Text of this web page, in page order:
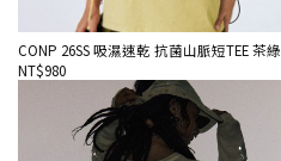
CONP 26SS 吸濕速乾 抗菌山脈短TEE 茶綠
NT$980